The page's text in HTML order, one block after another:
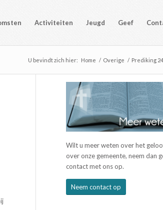
Activiteiten Jeugd Geef
U bevindt zich hier: Home / Overige / Prediking
Wilt u meer weten over het
over onze gemeente, neem dan
contact met ons op.
Neem contact op